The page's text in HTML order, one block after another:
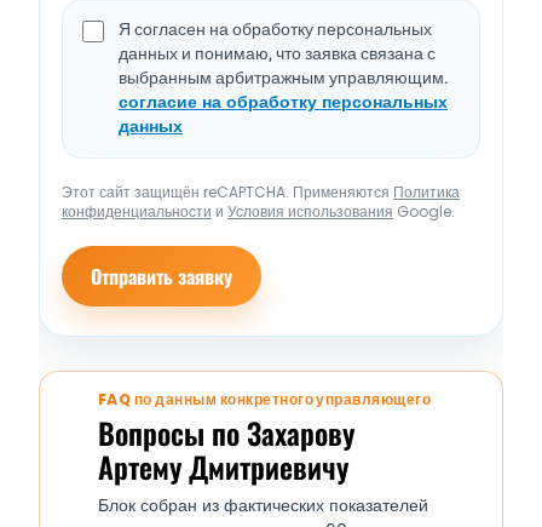
Я согласен на обработку персональных
данных и понимаю, что заявка связана с
выбранным арбитражным управляющим.
согласие на обработку персональных
данных
Этот сайт защищён reCAPTCHA. Применяются Политика
конфиденциальности и Условия использования Google.
Отправить заявку
FAQ по данным конкретного управляющего
Вопросы по Захарову
Артему Дмитриевичу
Блок собран из фактических показателей